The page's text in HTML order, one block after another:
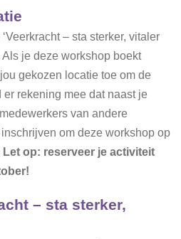
– sta sterker, vitaler
Als je deze workshop boekt
gekozen locatie toe om de
rekening mee dat naast je
van andere
om deze workshop op
Let op: reserveer je activiteit
– sta sterker,